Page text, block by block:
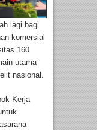
lagi bagi
komersial
160
utama
nasional.
Kerja